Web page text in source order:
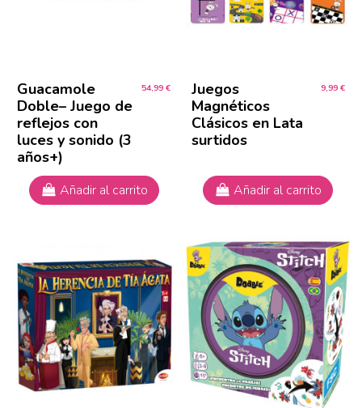
Guacamole
Doble– Juego de
reflejos con
luces y sonido (3
años+)
54,99 €
Añadir al carrito
Juegos
Magnéticos
Clásicos en Lata
surtidos
9,99 €
Añadir al carrito